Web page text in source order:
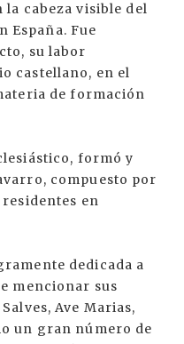
la cabeza visible del
España. Fue
su labor
castellano, en el
de formación
formó y
compuesto por
en
dedicada a
mencionar sus
Ave Marias,
un gran número de